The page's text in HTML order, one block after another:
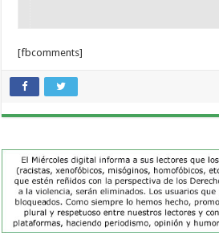
[fbcomments]